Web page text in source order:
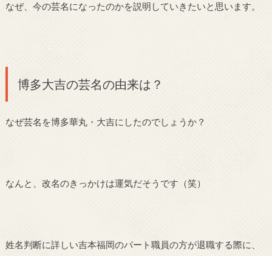
なぜ、今の芸名になったのかを説明していきたいと思います。
博多大吉の芸名の由来は？
なぜ芸名を博多華丸・大吉にしたのでしょうか？
なんと、改名のきっかけは運気だそうです（笑）
姓名判断に詳しい吉本福岡のパート職員の方が退職する際に、